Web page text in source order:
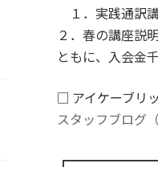
１．実践通訳
２．春の講座説
ともに、入会金
□ アイケーブリ
スタッフブログ